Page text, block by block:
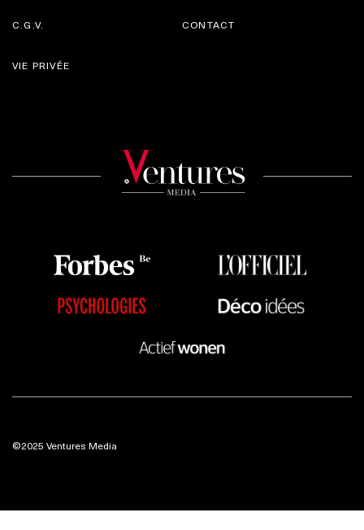
C.G.V. CONTACT
VIE PRIVÉE
©2025 Ventures Media